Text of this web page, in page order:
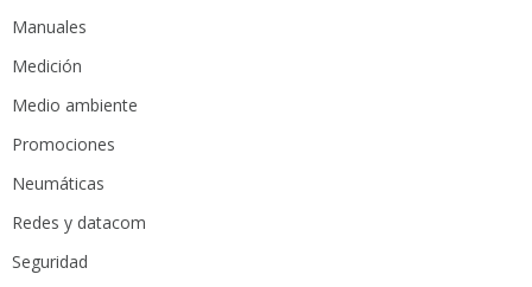
Manuales
Medición
Medio ambiente
Promociones
Neumáticas
Redes y datacom
Seguridad